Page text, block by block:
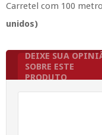
Carretel com 100
unidos)
DEIXE SUA
SOBRE ESTE
PRODUTO